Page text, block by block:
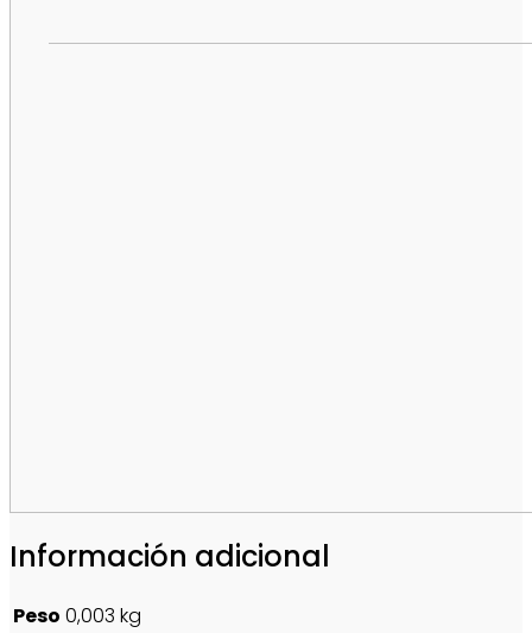
Información adicional
Peso 0,003 kg